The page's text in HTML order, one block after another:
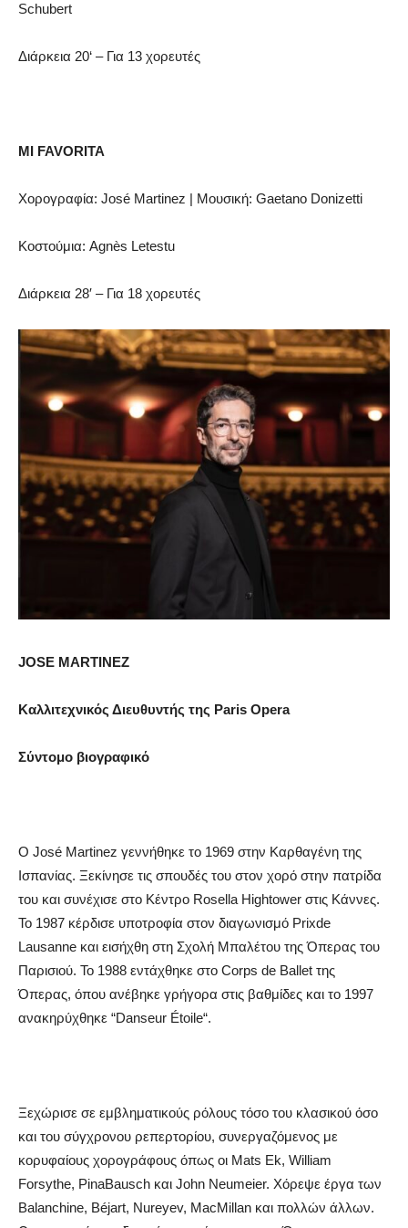
Schubert
Διάρκεια 20‘ – Για 13 χορευτές
MI FAVORITA
Χορογραφία: José Martinez | Μουσική: Gaetano Donizetti
Κοστούμια: Agnès Letestu
Διάρκεια 28′ – Για 18 χορευτές
JOSE MARTINEZ
Καλλιτεχνικός Διευθυντής της Paris Opera
Σύντομο βιογραφικό
Ο José Martinez γεννήθηκε το 1969 στην Καρθαγένη της
Ισπανίας. Ξεκίνησε τις σπουδές του στον χορό στην πατρίδα
του και συνέχισε στο Κέντρο Rosella Hightower στις Κάννες.
Το 1987 κέρδισε υποτροφία στον διαγωνισμό Prixde
Lausanne και εισήχθη στη Σχολή Μπαλέτου της Όπερας του
Παρισιού. Το 1988 εντάχθηκε στο Corps de Ballet της
Όπερας, όπου ανέβηκε γρήγορα στις βαθμίδες και το 1997
ανακηρύχθηκε “Danseur Étoile“.
Ξεχώρισε σε εμβληματικούς ρόλους τόσο του κλασικού όσο
και του σύγχρονου ρεπερτορίου, συνεργαζόμενος με
κορυφαίους χορογράφους όπως οι Mats Ek, William
Forsythe, PinaBausch και John Neumeier. Χόρεψε έργα των
Balanchine, Béjart, Nureyev, MacMillan και πολλών άλλων.